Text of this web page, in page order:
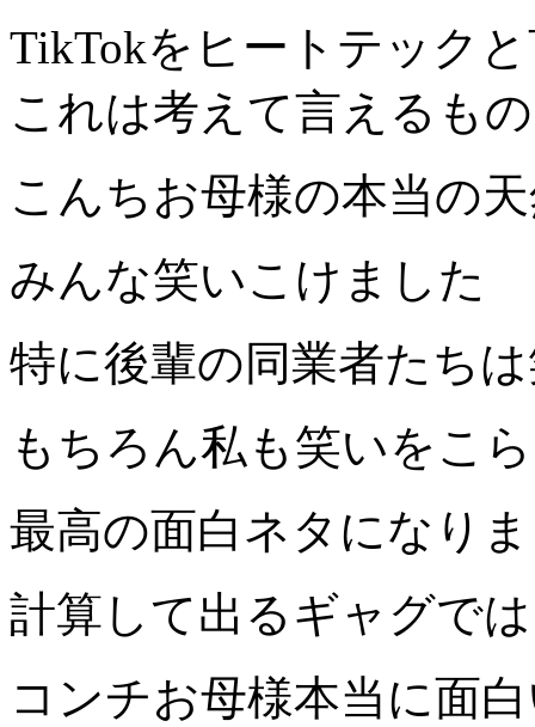
TikTokをヒートテック
これは考えて言えるも
こんちお母様の本当の
みんな笑いこけました
特に後輩の同業者たち
もちろん私も笑いをこ
最高の面白ネタになり
計算して出るギャグで
コンチお母様本当に面